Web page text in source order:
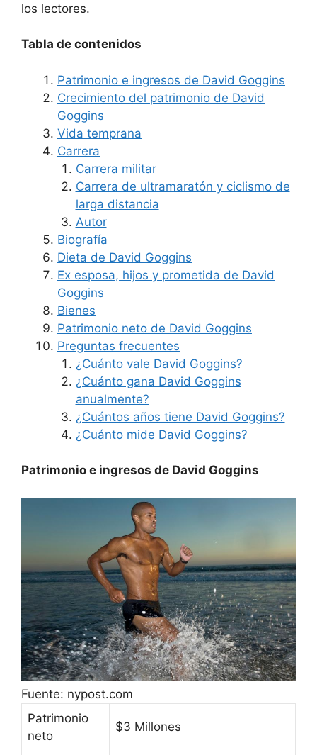
los lectores.
Tabla de contenidos
Patrimonio e ingresos de David Goggins
Crecimiento del patrimonio de David
Goggins
Vida temprana
Carrera
Carrera militar
Carrera de ultramaratón y ciclismo de
larga distancia
Autor
Biografía
Dieta de David Goggins
Ex esposa, hijos y prometida de David
Goggins
Bienes
Patrimonio neto de David Goggins
Preguntas frecuentes
¿Cuánto vale David Goggins?
¿Cuánto gana David Goggins
anualmente?
¿Cuántos años tiene David Goggins?
¿Cuánto mide David Goggins?
Patrimonio e ingresos de David Goggins
Fuente: nypost.com
Patrimonio
neto
$3 Millones